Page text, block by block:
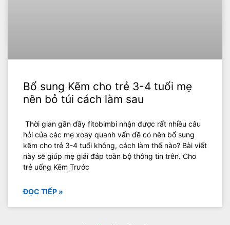
Bổ sung Kẽm cho trẻ 3-4 tuổi mẹ
nên bỏ túi cách làm sau
Thời gian gần đầy fitobimbi nhận được rất nhiều câu
hỏi của các mẹ xoay quanh vấn đề có nên bổ sung
kẽm cho trẻ 3-4 tuổi không, cách làm thế nào? Bài viết
này sẽ giúp mẹ giải đáp toàn bộ thông tin trên. Cho
trẻ uống Kẽm Trước
ĐỌC TIẾP »